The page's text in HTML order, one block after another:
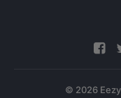
© 2026